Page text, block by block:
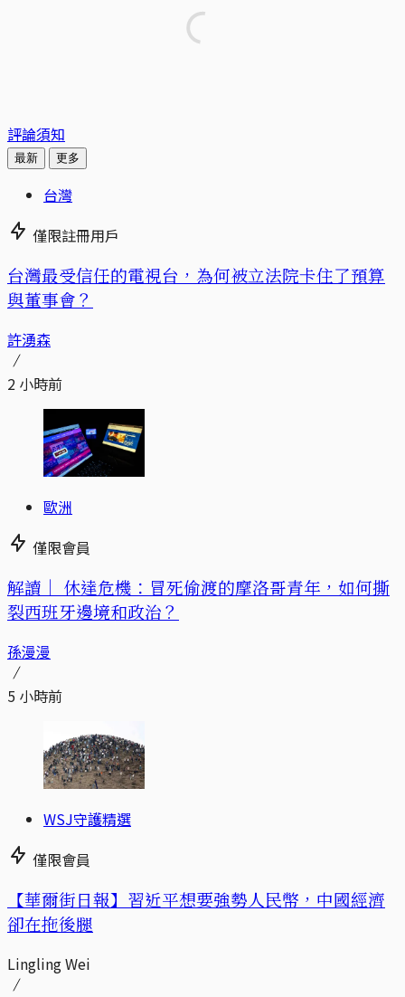
評論須知
最新 更多
台灣
僅限註冊用戶
台灣最受信任的電視台，為何被立法院卡住了預算
與董事會？
許湧森
2 小時前
歐洲
僅限會員
解讀｜ 休達危機：冒死偷渡的摩洛哥青年，如何撕
裂西班牙邊境和政治？
孫漫漫
5 小時前
WSJ守護精選
僅限會員
【華爾街日報】習近平想要強勢人民幣，中國經濟
卻在拖後腿
Lingling Wei